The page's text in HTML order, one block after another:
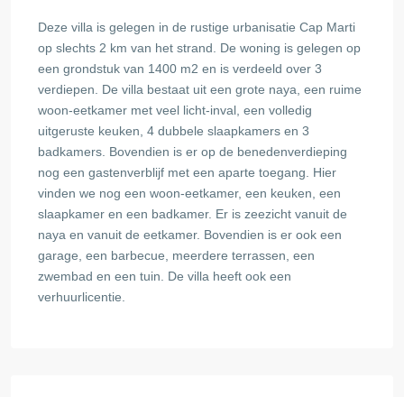
Deze villa is gelegen in de rustige urbanisatie Cap Marti
op slechts 2 km van het strand. De woning is gelegen op
een grondstuk van 1400 m2 en is verdeeld over 3
verdiepen. De villa bestaat uit een grote naya, een ruime
woon-eetkamer met veel licht-inval, een volledig
uitgeruste keuken, 4 dubbele slaapkamers en 3
badkamers. Bovendien is er op de benedenverdieping
nog een gastenverblijf met een aparte toegang. Hier
vinden we nog een woon-eetkamer, een keuken, een
slaapkamer en een badkamer. Er is zeezicht vanuit de
naya en vanuit de eetkamer. Bovendien is er ook een
garage, een barbecue, meerdere terrassen, een
zwembad en een tuin. De villa heeft ook een
verhuurlicentie.